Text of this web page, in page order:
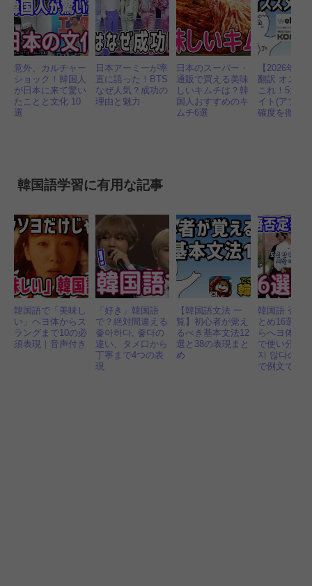
意外、カルチャー
ショック！韓国人
が日本に来て驚い
たことと文化 10
選
日本アーミーが率
直に語った！BTS
なぜ人気？成功の
理由と魅力
日本のスーパー・
通販で買える美味
しいキムチは？韓
国人おすすめのキ
ムチ6選
【2026年】
翻訳 オスス
これ！5大無
イト(アプリ)
確度を徹底
韓国語学習に有用な記事
韓国語で「美味し
い」ヘヨ体からス
ラングまで10の必
須表現｜音声付き
「好き」韓国語
で？絶対間違える
좋아하다, 좋다の
違い、タメ口から
丁寧まで4つの表
現
【韓国語文法 一
覧】初心者が覚え
るべき基本文法12
選と38の表現まと
め
韓国語 否定
とめ16選！
らへヨ体、
で使い分け
지 않다の違
で例文で解説